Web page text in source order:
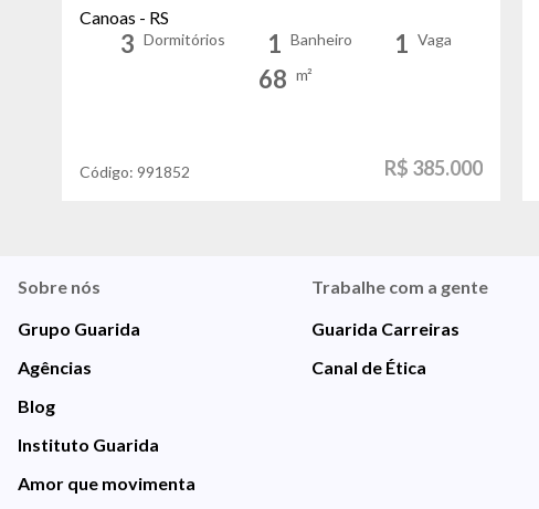
Canoas - RS
3 Dormitórios 1 Banheiro 1 Vaga
68 m²
Código: 991852 R$ 385.000
Sobre nós
Grupo Guarida
Agências
Blog
Instituto Guarida
Amor que movimenta
Trabalhe com a gente
Guarida Carreiras
Canal de Ética